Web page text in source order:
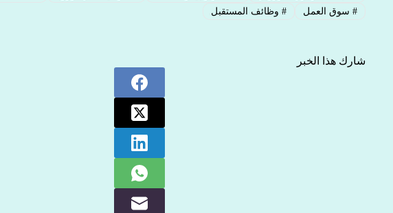
#سوق العمل #وظائف المستقبل
شارك هذا الخبر